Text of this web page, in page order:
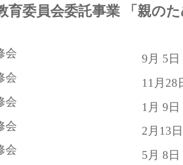
育委員会委託事業 「親の
会
9月 5
会
11月28
会
1月 9
会
2月13
会
5月 8